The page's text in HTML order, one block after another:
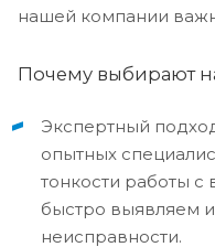
нашей компании
Почему выбирают
Экспертный
опытных
тонкости работы
быстро выявляем
неисправности.